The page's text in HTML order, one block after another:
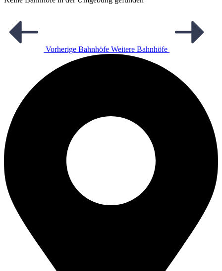
Vorherige Bahnhöfe Weitere Bahnhöfe